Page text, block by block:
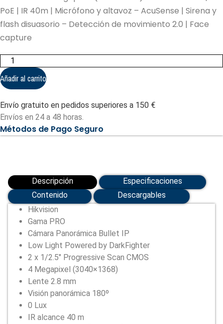
PoE | IR 40m | Micrófono y altavoz – AcuSense | Sirena y
flash disuasorio – Detección de movimiento 2.0 | Face
capture
Hikvision
-
Cámara
Panorámica
Bullet
gama
PRO
(DS-
2CD2T46G2P-
ISU/SL(2.8mm)
Añadir al carrito
Envío gratuito en pedidos superiores a 150 €
Envíos en 24 a 48 horas.
Métodos de Pago Seguro
Descripción
Especificaciones
Contenido
Descargables
Hikvision
Gama PRO
Cámara Panorámica Bullet IP
Low Light Powered by DarkFighter
2 x 1/2.5″ Progressive Scan CMOS
4 Megapixel (3040×1368)
Lente 2.8 mm
Visión panorámica 180º
0 Lux
IR alcance 40 m